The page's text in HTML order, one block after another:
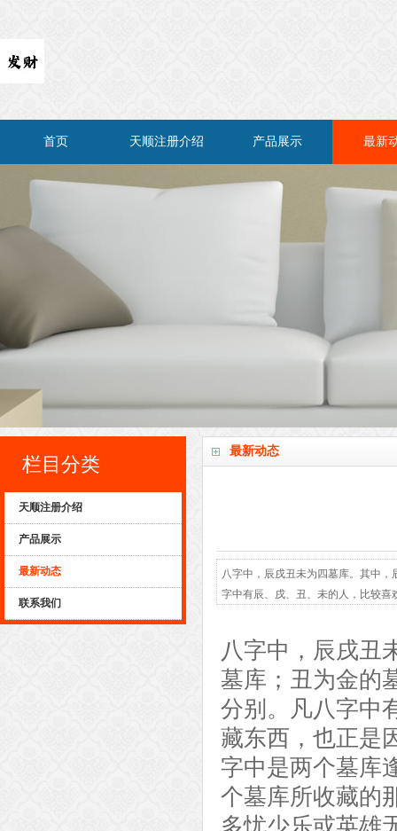
首页 天顺注册介绍 产品展示 最新
最新动态
八字中，辰戌丑未为四墓库。其中
字中有辰、戌、丑、未的人，比较
五行就有容易被戌土收藏的像...
八字中，辰戌丑
墓库；丑为金的
分别。凡八字中
藏东西，也正是
字中是两个墓库
个墓库所收藏的
栏目分类
天顺注册介绍
产品展示
最新动态
联系我们